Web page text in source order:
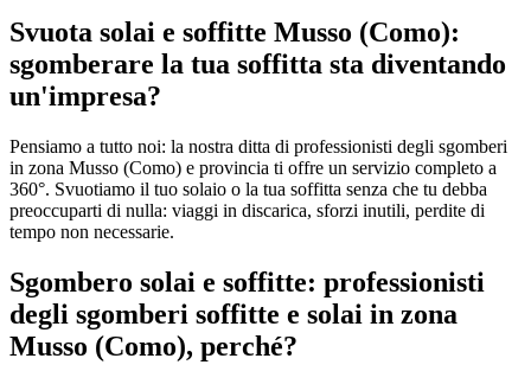
Svuota solai e soffitte Musso (Como):
sgomberare la tua soffitta sta diventando
un'impresa?
Pensiamo a tutto noi: la nostra ditta di professionisti degli sgomberi
in zona Musso (Como) e provincia ti offre un servizio completo a
360°. Svuotiamo il tuo solaio o la tua soffitta senza che tu debba
preoccuparti di nulla: viaggi in discarica, sforzi inutili, perdite di
tempo non necessarie.
Sgombero solai e soffitte: professionisti
degli sgomberi soffitte e solai in zona
Musso (Como), perché?